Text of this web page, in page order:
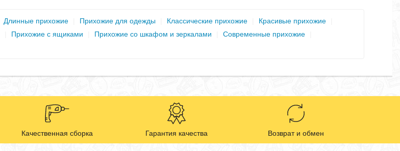
Длинные прихожие Прихожие для одежды Классические прихожие Красивые прихожие
Прихожие с ящиками Прихожие со шкафом и зеркалами Современные прихожие
Качественная сборка Гарантия качества Возврат и обмен